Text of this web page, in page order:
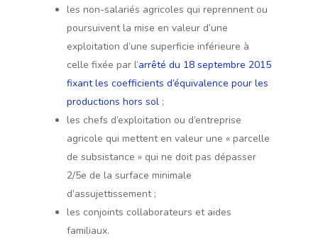
les non-salariés agricoles qui reprennent ou
poursuivent la mise en valeur d’une
exploitation d’une superficie inférieure à
celle fixée par l’arrêté du 18 septembre 2015
fixant les coefficients d’équivalence pour les
productions hors sol ;
les chefs d’exploitation ou d’entreprise
agricole qui mettent en valeur une « parcelle
de subsistance » qui ne doit pas dépasser
2/5e de la surface minimale
d’assujettissement ;
les conjoints collaborateurs et aides
familiaux.